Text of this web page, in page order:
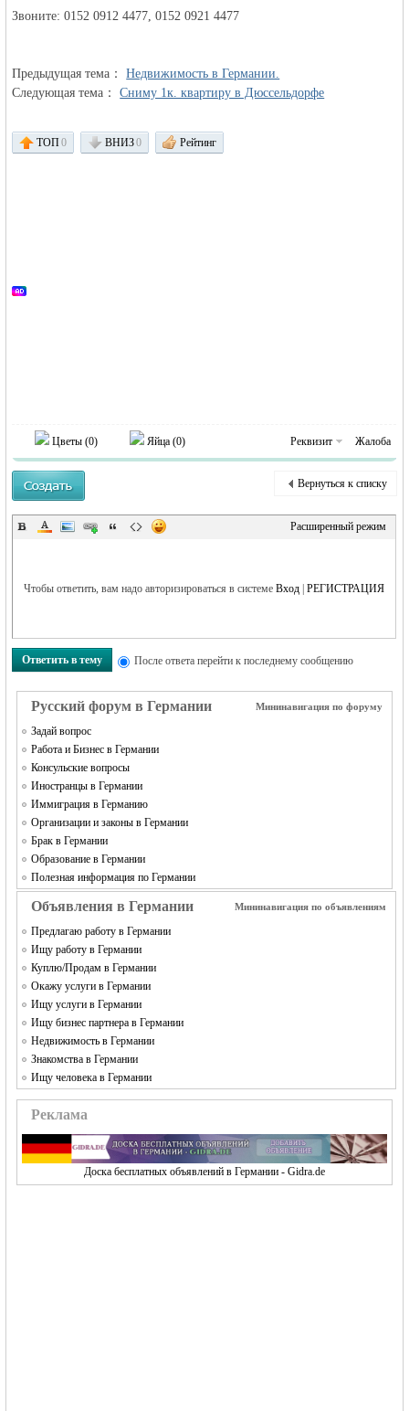
MEINLAND.
Звоните: 0152 0912 4477, 0152 0921 4477
Предыдущая тема：Недвижимость в Германии.
Следующая тема：Сниму 1к. квартиру в Дюссельдорфе
ТОП0 ВНИЗ0 Рейтинг
Цветы (0) Яйца (0) Реквизит Жалоба
Вернуться к списку
Расширенный режим
Чтобы ответить, вам надо авторизироваться в системеВход |РЕГИСТРАЦИЯ
Ответить в тему После ответа перейти к последнему сообщению
Русский форум в Германии Мининавигация по форуму
Задай вопрос
Работа и Бизнес в Германии
Консульские вопросы
Иностранцы в Германии
Иммиграция в Германию
Организации и законы в Германии
Брак в Германии
Образование в Германии
Полезная информация по Германии
Объявления в Германии Мининавигация по объявлениям
Предлагаю работу в Германии
Ищу работу в Германии
Куплю/Продам в Германии
Окажу услуги в Германии
Ищу услуги в Германии
Ищу бизнес партнера в Германии
Недвижимость в Германии
Знакомства в Германии
Ищу человека в Германии
Реклама
Доска бесплатных объявлений в Германии - Gidra.de